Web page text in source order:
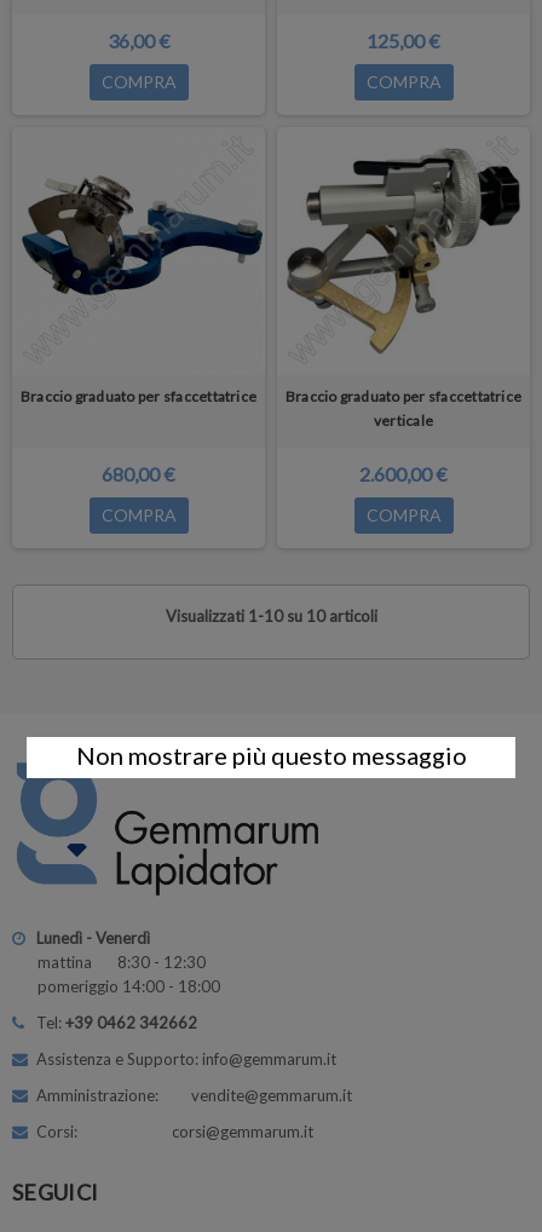
36,00 €
COMPRA
125,00 €
COMPRA
Braccio graduato per sfaccettatrice
680,00 €
COMPRA
Braccio graduato per sfaccettatrice
verticale
2.600,00 €
COMPRA
Visualizzati 1-10 su 10 articoli
Lunedì - Venerdì
mattina 8:30 - 12:30
pomeriggio 14:00 - 18:00
Tel:+39 0462 342662
Assistenza e Supporto: info@gemmarum.it
Amministrazione: vendite@gemmarum.it
Corsi: corsi@gemmarum.it
SEGUICI
Non mostrare più questo messaggio